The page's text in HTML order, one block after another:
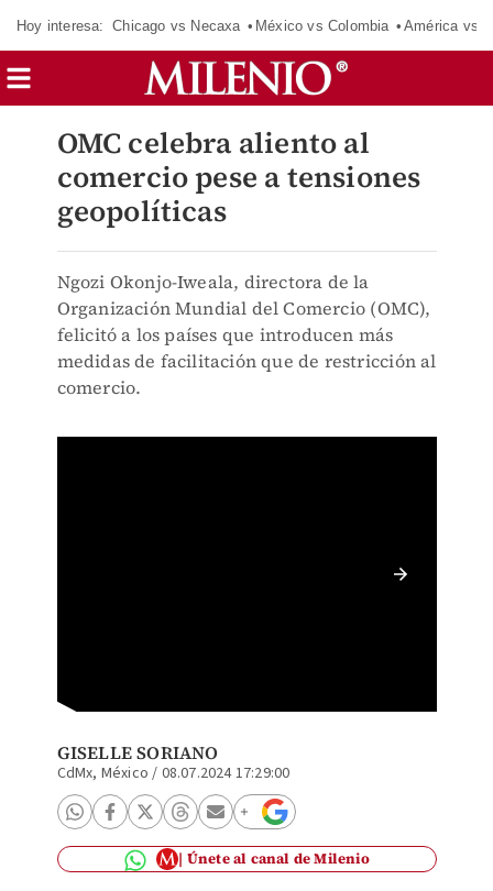
Hoy interesa: Chicago vs Necaxa México vs Colombia América vs
OMC celebra aliento al
comercio pese a tensiones
geopolíticas
Ngozi Okonjo-Iweala, directora de la
Organización Mundial del Comercio (OMC),
felicitó a los países que introducen más
medidas de facilitación que de restricción al
comercio.
GISELLE SORIANO
CdMx, México / 08.07.2024 17:29:00
Únete al canal de Milenio